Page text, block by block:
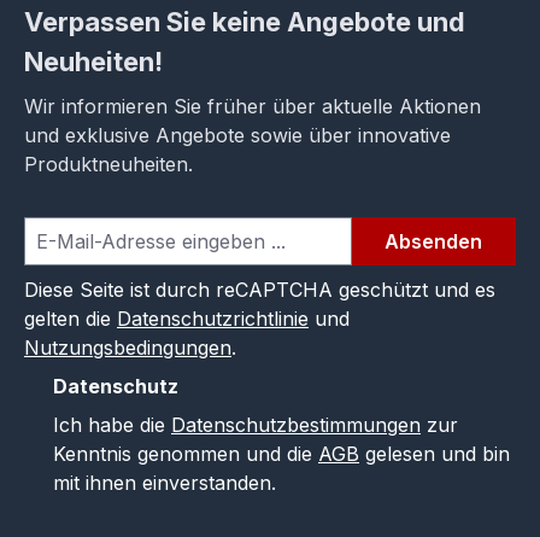
Verpassen Sie keine Angebote und
Neuheiten!
Wir informieren Sie früher über aktuelle Aktionen
und exklusive Angebote sowie über innovative
Produktneuheiten.
Absenden
Diese Seite ist durch reCAPTCHA geschützt und es
gelten die Datenschutzrichtlinie und
Nutzungsbedingungen.
Datenschutz
Ich habe die Datenschutzbestimmungen zur
Kenntnis genommen und die AGB gelesen und bin
mit ihnen einverstanden.